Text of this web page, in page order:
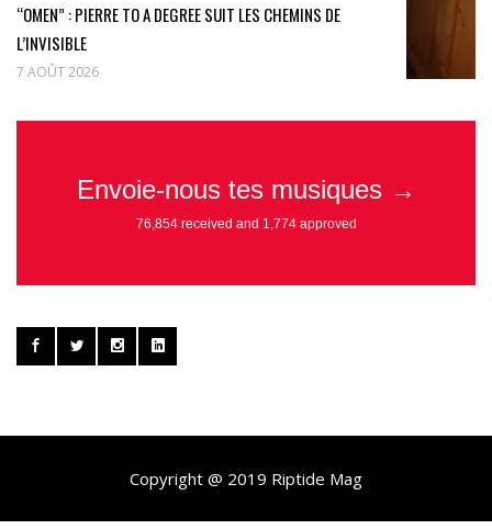
“OMEN” : PIERRE TO A DEGREE SUIT LES CHEMINS DE
L’INVISIBLE
7 AOÛT 2026
Copyright @ 2019 Riptide Mag